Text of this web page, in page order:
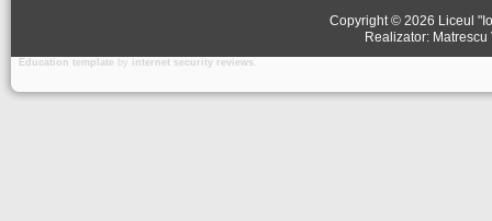
Copyright © 2026 Liceul
Realizator:
Education template by internet security reviews .